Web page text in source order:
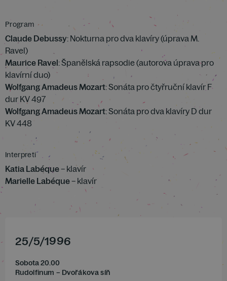
Program
Claude Debussy: Nokturna pro dva klavíry (úprava M.
Ravel)
Maurice Ravel: Španělská rapsodie (autorova úprava pro
klavírní duo)
Wolfgang Amadeus Mozart: Sonáta pro čtyřruční klavír F
dur KV 497
Wolfgang Amadeus Mozart: Sonáta pro dva klavíry D dur
KV 448
Interpreti
Katia Labéque– klavír
Marielle Labéque– klavír
25/5/1996
Sobota 20.00
Rudolfinum – Dvořákova síň